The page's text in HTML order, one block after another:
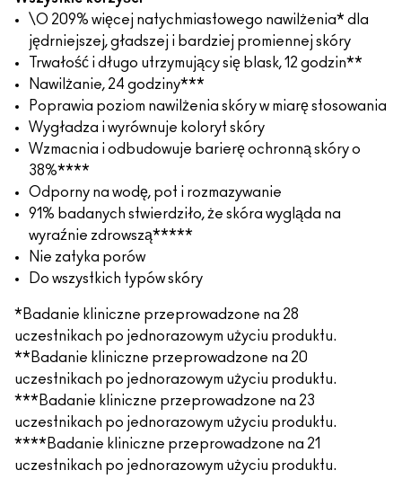
\O 209% więcej natychmiastowego nawilżenia* dla
jędrniejszej, gładszej i bardziej promiennej skóry
Trwałość i długo utrzymujący się blask, 12 godzin**
Nawilżanie, 24 godziny***
Poprawia poziom nawilżenia skóry w miarę stosowania
Wygładza i wyrównuje koloryt skóry
Wzmacnia i odbudowuje barierę ochronną skóry o
38%****
Odporny na wodę, pot i rozmazywanie
91% badanych stwierdziło, że skóra wygląda na
wyraźnie zdrowszą*****
Nie zatyka porów
Do wszystkich typów skóry
*Badanie kliniczne przeprowadzone na 28
uczestnikach po jednorazowym użyciu produktu.
**Badanie kliniczne przeprowadzone na 20
uczestnikach po jednorazowym użyciu produktu.
***Badanie kliniczne przeprowadzone na 23
uczestnikach po jednorazowym użyciu produktu.
****Badanie kliniczne przeprowadzone na 21
uczestnikach po jednorazowym użyciu produktu.